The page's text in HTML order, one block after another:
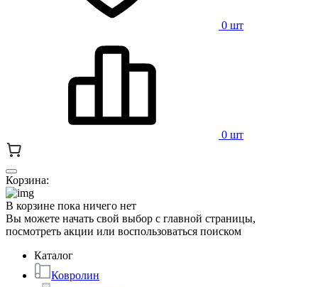
0 шт
0 шт
Корзина:
В корзине пока ничего нет
Вы можете начать свой выбор с главной страницы,
посмотреть акции или воспользоваться поиском
Каталог
Ковролин